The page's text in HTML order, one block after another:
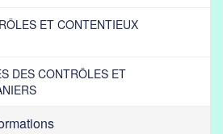
ET CONTENTIEUX
DES CONTRÔLES ET